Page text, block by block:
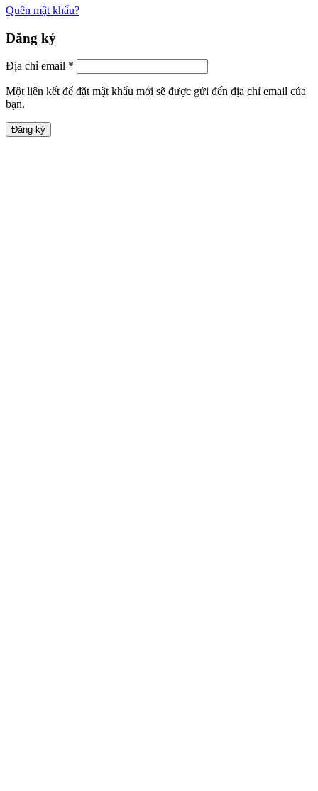
Quên mật khẩu?
Đăng ký
Địa chỉ email *
Một liên kết để đặt mật khẩu mới sẽ được gửi đến địa chỉ email của
bạn.
Đăng ký